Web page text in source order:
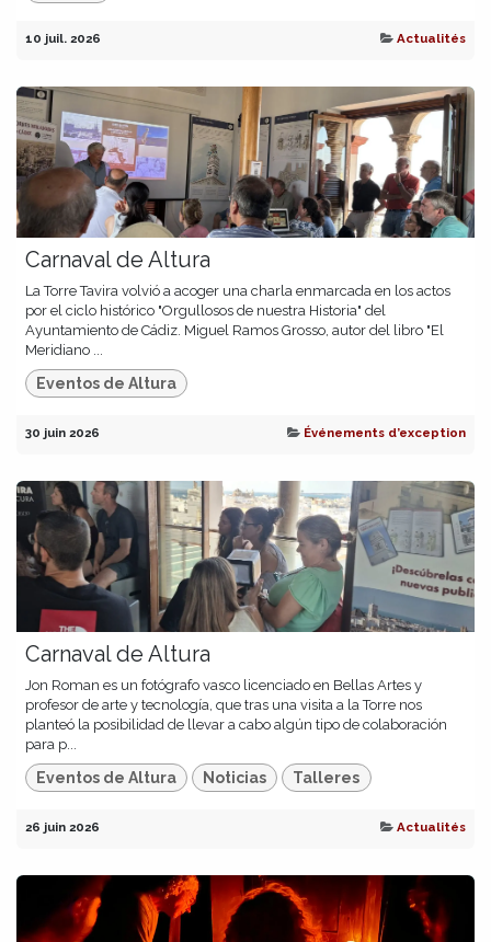
10 juil. 2026 Actualités
Carnaval de Altura
La Torre Tavira volvió a acoger una charla enmarcada en los actos
por el ciclo histórico "Orgullosos de nuestra Historia" del
Ayuntamiento de Cádiz. Miguel Ramos Grosso, autor del libro "El
Meridiano ...
Eventos de Altura
30 juin 2026 Événements d’exception
Carnaval de Altura
Jon Roman es un fotógrafo vasco licenciado en Bellas Artes y
profesor de arte y tecnología, que tras una visita a la Torre nos
planteó la posibilidad de llevar a cabo algún tipo de colaboración
para p...
Eventos de Altura Noticias Talleres
26 juin 2026 Actualités